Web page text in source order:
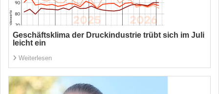
Geschäftsklima der Druckindustrie trübt sich im Juli
leicht ein
Weiterlesen